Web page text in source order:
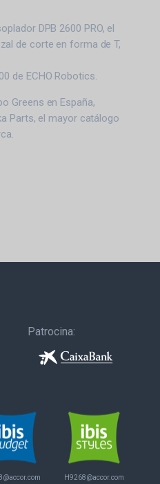
DPB 2600 PRO, el
de corte en forma de T,
de ECHO Robotics.
Greens en España,
Parts, el mayor catálogo
Patrocina:
H9268@accor.com